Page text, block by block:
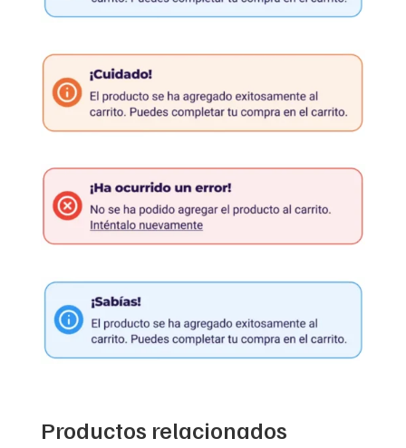
Productos relacionados